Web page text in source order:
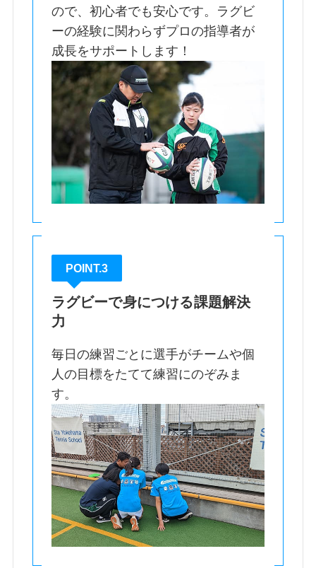
ので、初心者でも安心です。ラグビ
ーの経験に関わらずプロの指導者が
成長をサポートします！
POINT.3
ラグビーで身につける課題解決
力
毎日の練習ごとに選手がチームや個
人の目標をたてて練習にのぞみま
す。